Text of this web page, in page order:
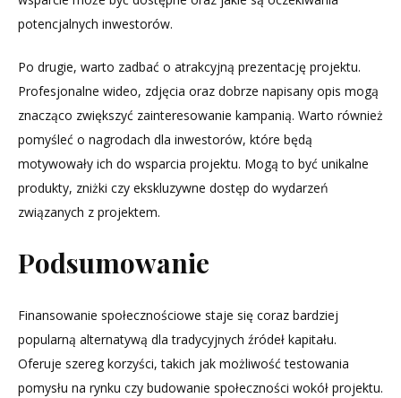
potencjalnych inwestorów.
Po drugie, warto zadbać o atrakcyjną prezentację projektu.
Profesjonalne wideo, zdjęcia oraz dobrze napisany opis mogą
znacząco zwiększyć zainteresowanie kampanią. Warto również
pomyśleć o nagrodach dla inwestorów, które będą
motywowały ich do wsparcia projektu. Mogą to być unikalne
produkty, zniżki czy ekskluzywne dostęp do wydarzeń
związanych z projektem.
Podsumowanie
Finansowanie społecznościowe staje się coraz bardziej
popularną alternatywą dla tradycyjnych źródeł kapitału.
Oferuje szereg korzyści, takich jak możliwość testowania
pomysłu na rynku czy budowanie społeczności wokół projektu.